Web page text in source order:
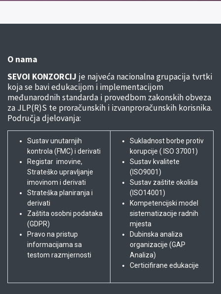
O nama
SEVOI KONZORCIJ je najveća nacionalna grupacija tvrtki
koja se bavi edukacijom i implementacijom
međunarodnih standarda i provedbom zakonskih obveza
za JLP(R)S te proračunskih i izvanproračunskih korisnika.
Područja djelovanja:
Sustav unutarnjih
kontrola (FMC) i derivati
Registar imovine,
Strateško upravljanje
imovinom i derivati
Strateška planiranja i
derivati
Zaštita osobni podataka
(GDPR)
Pravo na pristup
informacijama sa
testom razmjernosti
Sukladnost borbe protiv
korupcije ( ISO 37001)
Sustav kvalitete
(ISO9001)
Sustav zaštite okoliša
(ISO14001)
Kompetencijski model
sistematizacije radnih
mjesta
Dubinska analiza
organizacije (GAP
Analiza)
Certicifirane edukacije